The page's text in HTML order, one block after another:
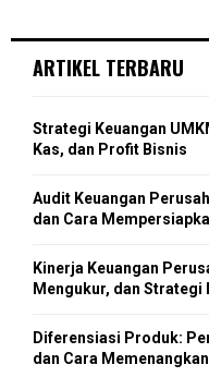
h
o
r
ARTIKEL TERBARU
Strategi Keuangan
Kas, dan Profit Bisnis
Audit Keuangan
dan Cara
Kinerja Keuangan
Mengukur, dan
Diferensiasi Produk:
dan Cara